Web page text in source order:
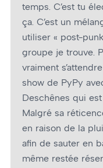
temps. C’est tu
ça. C’est un
utiliser « post-
groupe je trouve.
vraiment
show de PyPy
Deschênes qui
Malgré sa
en raison de la
afin de sauter en
même restée